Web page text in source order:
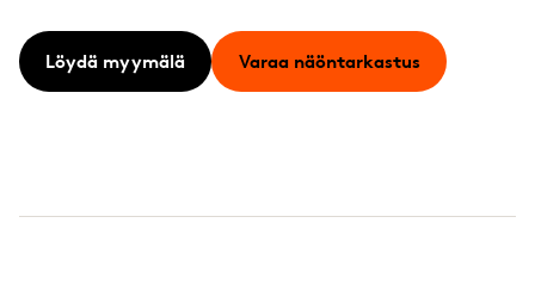
Löydä myymälä Varaa näöntarkastus